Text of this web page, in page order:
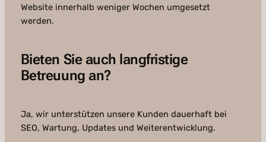
Website innerhalb weniger Wochen umgesetzt
werden.
Bieten Sie auch langfristige
Betreuung an?
Ja, wir unterstützen unsere Kunden dauerhaft bei
SEO, Wartung, Updates und Weiterentwicklung.